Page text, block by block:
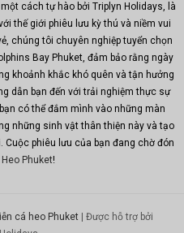
cách tự hào bởi Triplyn Holidays, là
thế giới phiêu lưu kỳ thú và niềm vui
chúng tôi chuyên nghiệp tuyển chọn
Bay Phuket, đảm bảo rằng ngày
khoảnh khắc khó quên và tận hưởng
dẫn bạn đến với trải nghiệm thực sự
có thể đắm mình vào những màn
những sinh vật thân thiện này và tạo
Cuộc phiêu lưu của bạn đang chờ đón
Phuket!
cá heo Phuket| Được hỗ trợ bởi